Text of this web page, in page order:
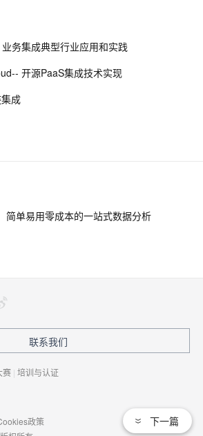
务集成典型行业应用和实践
开源PaaS集成技术实现
成
简单易用零成本的一站式数据分析
下一篇
联系我们
赛 | 培训与认证
政策